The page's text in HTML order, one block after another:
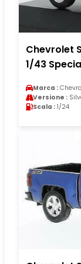
Chevrolet
1/43
Marca :
Versione :
Scala : 1/24